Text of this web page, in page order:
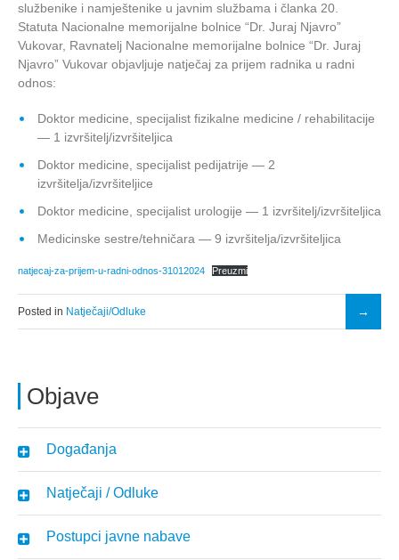
Objave
Događanja
Natječaji / Odluke
Postupci javne nabave
službenike i namještenike u javnim službama i članka 20.
Statuta Nacionalne memorijalne bolnice “Dr. Juraj Njavro”
Vukovar, Ravnatelj Nacionalne memorijalne bolnice “Dr. Juraj
Njavro” Vukovar objavljuje natječaj za prijem radnika u radni
odnos:
Doktor medicine, specijalist fizikalne medicine / rehabilitacije
— 1 izvršitelj/izvršiteljica
Doktor medicine, specijalist pedijatrije — 2
izvršitelja/izvršiteljice
Doktor medicine, specijalist urologije — 1 izvršitelj/izvršiteljica
Medicinske sestre/tehničara — 9 izvršitelja/izvršiteljica
natjecaj-za-prijem-u-radni-odnos-31012024 Preuzmi
Posted in Natječaji/Odluke